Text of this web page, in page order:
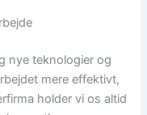
nye teknologier og
mere effektivt,
holder vi os altid